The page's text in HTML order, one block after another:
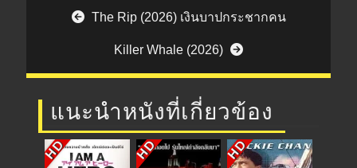
Post navigation
The Rip (2026) เงินบาปกระชากคน
Killer Whale (2026)
แนะนำหนังที่เกี่ยวข้อง
HD HD HD